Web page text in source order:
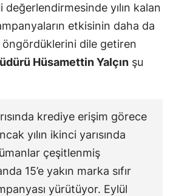
Gümüşhane
Hakkari
Hatay
Mersin
İstanbul
İzmir
Kars
yılın kalan
etkisinin daha da
dile getiren
Hüsamettin Yalçın şu
krediye erişim görece
yılın ikinci yarısında
çeşitlenmiş
15’e yakın marka sıfır
yürütüyor. Eylül